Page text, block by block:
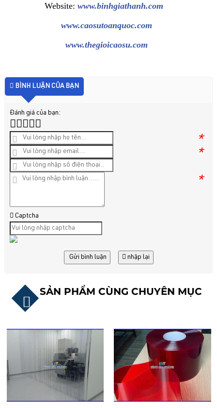
Website:www.binhgiathanh.com
www.caosutoanquoc.com
www.thegioicaosu.com
BÌNH LUẬN CỦA BẠN
Đánh giá của bạn:
*
*
*
Captcha
Gửi bình luận nhập lại
SẢN PHẨM CÙNG CHUYÊN MỤC